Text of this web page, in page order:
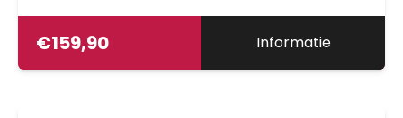
€159,90 Informatie